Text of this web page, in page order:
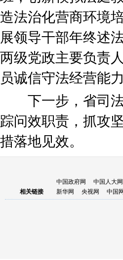
造法治化营商环境
展领导干部年终述
两级党政主要负责
员诚信守法经营能
下一步，省司法
踪问效职责，抓攻
措落地见效。
相关链接
中国政府网 中国人大网
新华网
央视网 中国网